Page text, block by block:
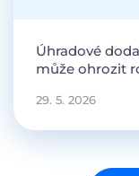
Úhradové
může ohrozit
29. 5. 2026